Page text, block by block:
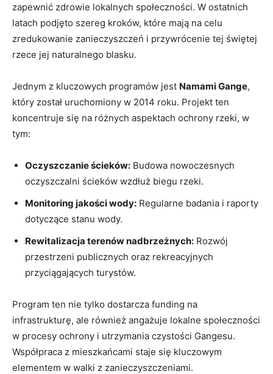
zapewnić zdrowie lokalnych społeczności. W ostatnich
latach podjęto szereg kroków, które mają na celu
zredukowanie zanieczyszczeń i przywrócenie tej świętej
rzece jej naturalnego blasku.
Jednym z kluczowych programów jest Namami Gange,
który został uruchomiony w 2014 roku. Projekt ten
koncentruje się na różnych aspektach ochrony rzeki, w
tym:
Oczyszczanie ścieków: Budowa nowoczesnych
oczyszczalni ścieków wzdłuż biegu rzeki.
Monitoring jakości wody: Regularne badania i raporty
dotyczące stanu wody.
Rewitalizacja terenów nadbrzeżnych: Rozwój
przestrzeni publicznych oraz rekreacyjnych
przyciągających turystów.
Program ten nie tylko dostarcza funding na
infrastrukturę, ale również angażuje lokalne społeczności
w procesy ochrony i utrzymania czystości Gangesu.
Współpraca z mieszkańcami staje się kluczowym
elementem w walki z zanieczyszczeniami.